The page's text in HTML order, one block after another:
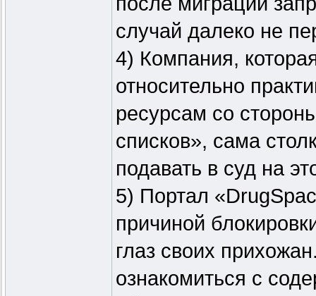
случай далеко не
4) Компания,
относительно
ресурсам со
списков», сама
подавать в суд на
5) Портал
причиной
глаз своих
ознакомиться с